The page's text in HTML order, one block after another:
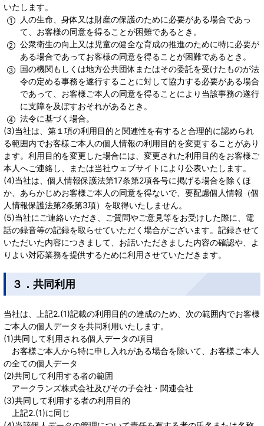
いたします。
人の生命、身体又は財産の保護のために必要がある場合であっ
て、お客様の同意を得ることが困難であるとき。
公衆衛生の向上又は児童の健全な育成の推進のために特に必要が
ある場合であってお客様の同意を得ることが困難であるとき。
国の機関もしくは地方公共団体またはその委託を受けたものが法
令の定める事務を遂行することに対して協力する必要がある場合
であって、お客様ご本人の同意を得ることにより当該事務の遂行
に支障を及ぼすおそれがあるとき。
法令に基づく場合。
(3)当社は、第１項の利用目的と関連性を有すると合理的に認められ
る範囲内でお客様ご本人の個人情報の利用目的を変更することがあり
ます。利用目的を変更した場合には、変更された利用目的をお客様ご
本人へご連絡し、または当社ウェブサイトにより公表いたします。
(4)当社は、個人情報保護法第17条第2項各号に掲げる場合を除くほ
か、あらかじめお客様ご本人の同意を得ないで、要配慮個人情報（個
人情報保護法第2条第3項）を取得いたしません。
(5)当社にご連絡いただき、ご質問やご意見等をお受けした際に、電
話の録音等の記録を取らせていただく場合がございます。記録させて
いただいた内容につきまして、お話いただきました内容の確認や、よ
りよい対応業務を提供するために利用させていただきます。
３．共同利用
当社は、上記2.(1)記載の利用目的の達成のため、次の範囲内でお客様
ご本人の個人データを共同利用いたします。
(1)共同して利用される個人データの項目
お客様ご本人から特に申し入れがある場合を除いて、お客様ご本人
の全ての個人データ
(2)共同して利用する者の範囲
アークランズ株式会社及びその子会社・関連会社
(3)共同して利用する者の利用目的
上記2.(1)に同じ